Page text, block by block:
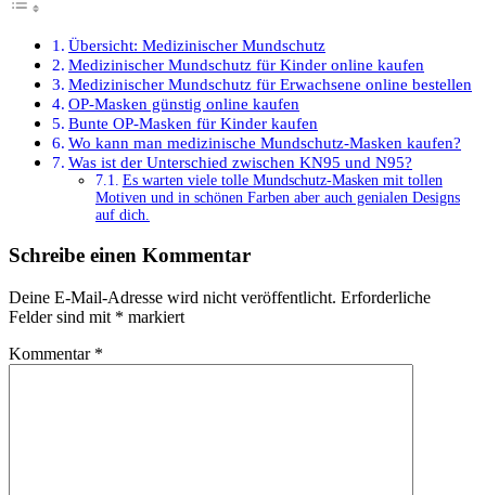
Übersicht: Medizinischer Mundschutz
Medizinischer Mundschutz für Kinder online kaufen
Medizinischer Mundschutz für Erwachsene online bestellen
OP-Masken günstig online kaufen
Bunte OP-Masken für Kinder kaufen
Wo kann man medizinische Mundschutz-Masken kaufen?
Was ist der Unterschied zwischen KN95 und N95?
Es warten viele tolle Mundschutz-Masken mit tollen
Motiven und in schönen Farben aber auch genialen Designs
auf dich.
Schreibe einen Kommentar
Deine E-Mail-Adresse wird nicht veröffentlicht. Erforderliche
Felder sind mit * markiert
Kommentar *